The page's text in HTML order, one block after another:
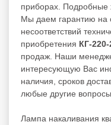
приборах. Подробные
Мы даем гарантию на
несоответствий
приобретения КГ-
продаж. Наши
интересующую Вас
наличия, сроков
любые другие вопросы.
Лампа накаливания